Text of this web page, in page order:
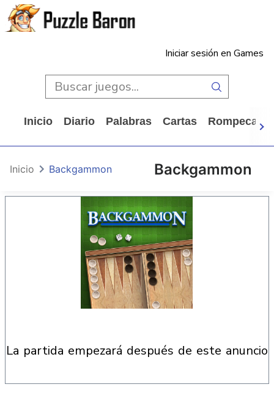
Iniciar sesión en Games
Inicio Diario Palabras Cartas
Backgammon
Inicio Backgammon
la partida empezará después de este anuncio